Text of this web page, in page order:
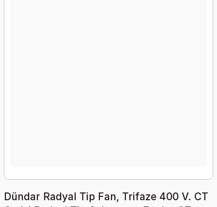
Dündar Radyal Tip Fan, Trifaze 400 V. CT